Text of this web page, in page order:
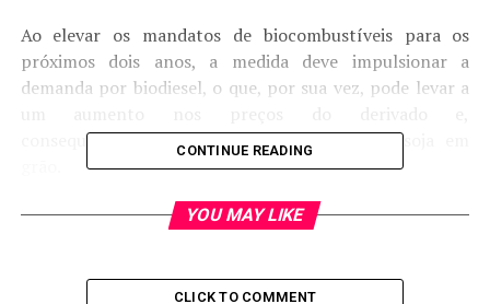
Ao elevar os mandatos de biocombustíveis para os
próximos dois anos, a medida deve impulsionar a
demanda por biodiesel, o que, por sua vez, pode levar a
consequentemente, sustentar os preços da soja em
Conforme o analista e consultor de Safras & Mercado,
US$ 10,80 por bushel. “Contudo, este movimento não
CONTINUE READING
YOU MAY LIKE
CLICK TO COMMENT